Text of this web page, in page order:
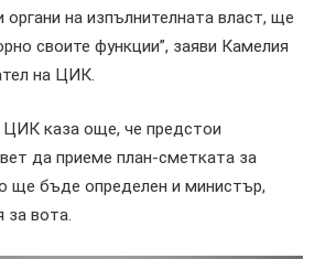
органи на изпълнителната власт, ще
своите функции”, заяви Камелия
на ЦИК.
ЦИК каза още, че предстои
да приеме план-сметката за
ще бъде определен и министър,
за вота.